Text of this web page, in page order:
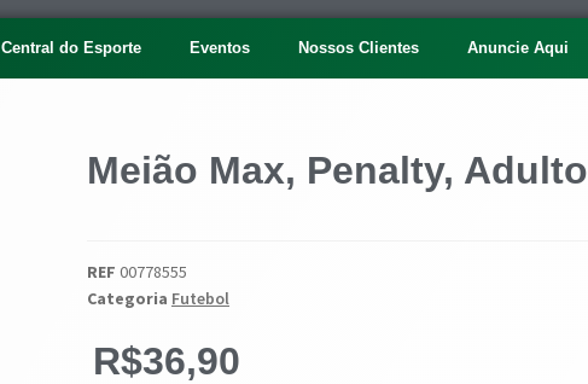
Central do Esporte Eventos Nossos Clientes Anuncie Aqui
Meião Max, Penalty, Adulto
REF 00778555
Categoria Futebol
R$36,90